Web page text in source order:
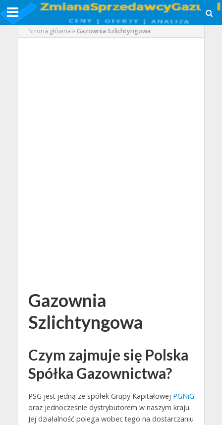
Strona główna »Gazownia Szlichtyngowa
Gazownia
Szlichtyngowa
Czym zajmuje się Polska
Spółka Gazownictwa?
PSG jest jedną ze spółek Grupy Kapitałowej PGNiG
oraz jednocześnie dystrybutorem w naszym kraju.
Jej działalność polega wobec tego na dostarczaniu